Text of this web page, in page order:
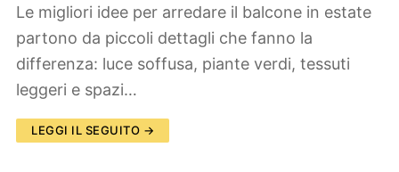
Le migliori idee per arredare il balcone in estate
partono da piccoli dettagli che fanno la
differenza: luce soffusa, piante verdi, tessuti
leggeri e spazi…
LEGGI IL SEGUITO →